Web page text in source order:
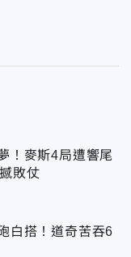
！麥斯4局遭響尾
敗仗
白搭！道奇苦吞6